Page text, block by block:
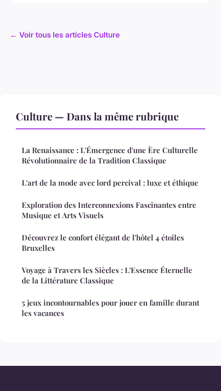
← Voir tous les articles Culture
Culture — Dans la même rubrique
La Renaissance : L'Émergence d'une Ère Culturelle
Révolutionnaire de la Tradition Classique
L'art de la mode avec lord percival : luxe et éthique
Exploration des Interconnexions Fascinantes entre
Musique et Arts Visuels
Découvrez le confort élégant de l'hôtel 4 étoiles
Bruxelles
Voyage à Travers les Siècles : L'Essence Éternelle
de la Littérature Classique
5 jeux incontournables pour jouer en famille durant
les vacances